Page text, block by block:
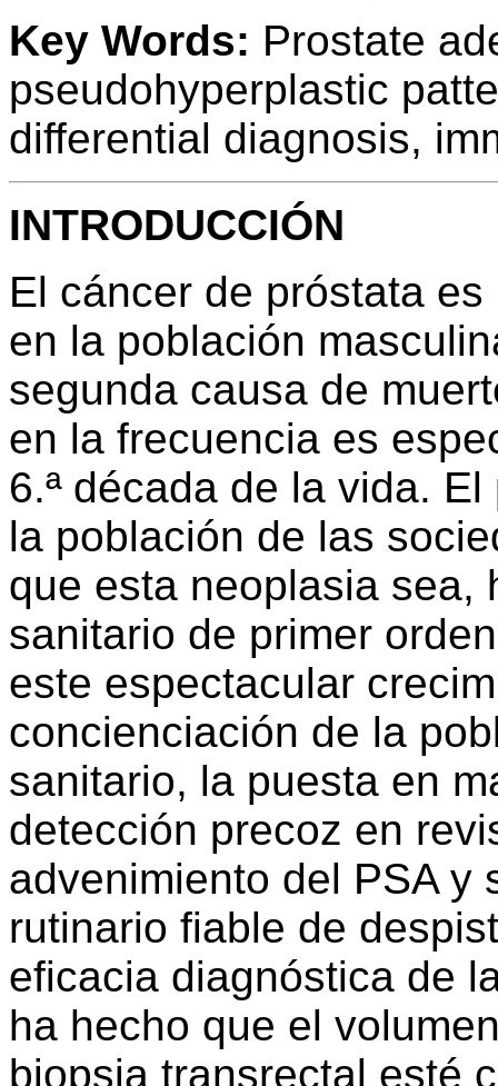
Key Words: Prostate
pseudohyperplastic
differential diagnosis,
INTRODUCCIÓN
El cáncer de próstata
en la población
segunda causa de
en la frecuencia es
6.ª década de la vida.
la población de las
que esta neoplasia sea,
sanitario de primer
este espectacular
concienciación de la
sanitario, la puesta en
detección precoz en
advenimiento del PSA y
rutinario fiable de
eficacia diagnóstica de
ha hecho que el
biopsia transrectal esté